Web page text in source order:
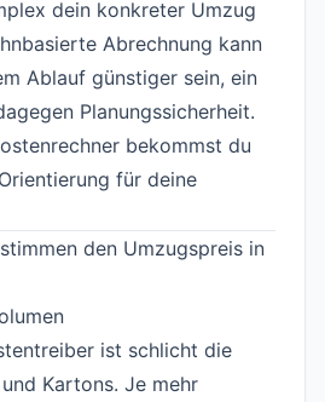
dein konkreter Umzug
Abrechnung kann
Ablauf günstiger sein, ein
Planungssicherheit.
bekommst du
für deine
den Umzugspreis in
ist schlicht die
Kartons. Je mehr